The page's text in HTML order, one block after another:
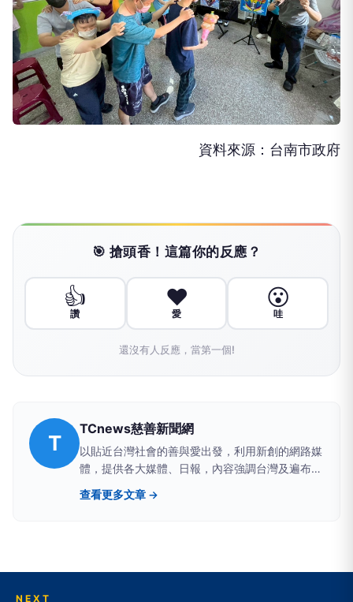
資料來源：台南市政府
🎯 搶頭香！這篇你的反應？
👍
讚
❤️
愛
😮
哇
還沒有人反應，當第一個!
T
TCnews慈善新聞網
以貼近台灣社會的善與愛出發，利用新創的網路媒
體，提供各大媒體、日報，內容強調台灣及遍布全
球的慈善新聞，將慈善新聞影音化、圖像化，即時
慈善新聞，傳遞美善零時差。
查看更多文章 →
NEXT